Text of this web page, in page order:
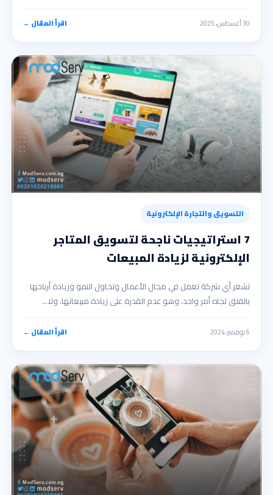
30 أغسطس، 2025 اقرأ المقال ←
التسويق والتجارة الإلكترونية
7 استراتيجيات ناجحة لتسويق المتاجر
الإلكترونية لزيادة المبيعات
تشعر أي شركة تعمل في مجال الأعمال وتحاول النمو وزيادة أرباحها
بالقلق تجاه أمر واحد، وهو عدم القدرة على زيادة مبيعاتها. ولا…
6 نوفمبر، 2024 اقرأ المقال ←